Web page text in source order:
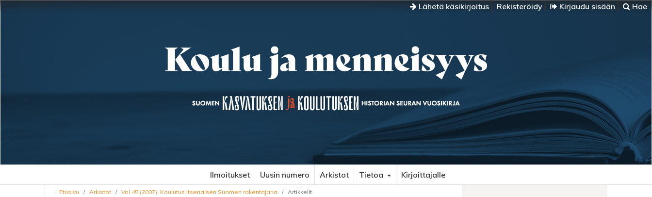
Lähetä käsikirjoitus Rekisteröidy Kirjaudu sisään Hae
Ilmoitukset Uusin numero Arkistot Tietoa Kirjoittajalle
Etusivu / Arkistot / Vol 45 (2007): Koulutus itsenäisen Suomen rakentajana / Artikkelit